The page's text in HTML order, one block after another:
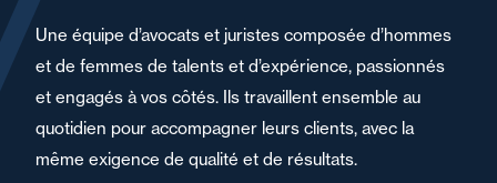
Une équipe d’avocats et juristes composée d’hommes
et de femmes de talents et d’expérience, passionnés
et engagés à vos côtés. Ils travaillent ensemble au
quotidien pour accompagner leurs clients, avec la
même exigence de qualité et de résultats.